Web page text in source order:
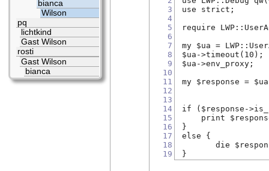
3
4
5
6
7
8
9
10
11
12
13
14
15
16
17
18
19
use strict;
require
my $ua =
$ua->timeout(10);
$ua->env_proxy;
my $response =
if ($response-
print
}
else {
die
}
bianca
Wilson
pq
lichtkind
Gast Wilson
rosti
Gast Wilson
bianca